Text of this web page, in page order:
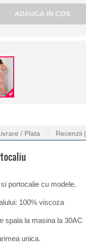
/ Plata Recenzii
portocalie cu modele.
100% viscoza
spala la masina la 30AC
unica.